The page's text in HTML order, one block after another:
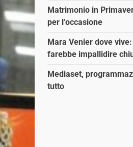
Matrimonio in
per l’occasione
Mara Venier dove
farebbe impallidire
Mediaset,
tutto